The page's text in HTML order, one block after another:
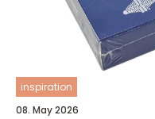
inspiration
08. May 2026